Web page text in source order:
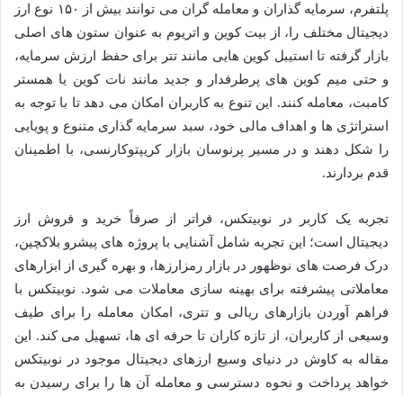
پلتفرم، سرمایه گذاران و معامله گران می توانند بیش از ۱۵۰ نوع ارز
دیجیتال مختلف را، از بیت کوین و اتریوم به عنوان ستون های اصلی
بازار گرفته تا استیبل کوین هایی مانند تتر برای حفظ ارزش سرمایه،
و حتی میم کوین های پرطرفدار و جدید مانند نات کوین یا همستر
کامبت، معامله کنند. این تنوع به کاربران امکان می دهد تا با توجه به
استراتژی ها و اهداف مالی خود، سبد سرمایه گذاری متنوع و پویایی
را شکل دهند و در مسیر پرنوسان بازار کریپتوکارنسی، با اطمینان
قدم بردارند.
تجربه یک کاربر در نوبیتکس، فراتر از صرفاً خرید و فروش ارز
دیجیتال است؛ این تجربه شامل آشنایی با پروژه های پیشرو بلاکچین،
درک فرصت های نوظهور در بازار رمزارزها، و بهره گیری از ابزارهای
معاملاتی پیشرفته برای بهینه سازی معاملات می شود. نوبیتکس با
فراهم آوردن بازارهای ریالی و تتری، امکان معامله را برای طیف
وسیعی از کاربران، از تازه کاران تا حرفه ای ها، تسهیل می کند. این
مقاله به کاوش در دنیای وسیع ارزهای دیجیتال موجود در نوبیتکس
خواهد پرداخت و نحوه دسترسی و معامله آن ها را برای رسیدن به